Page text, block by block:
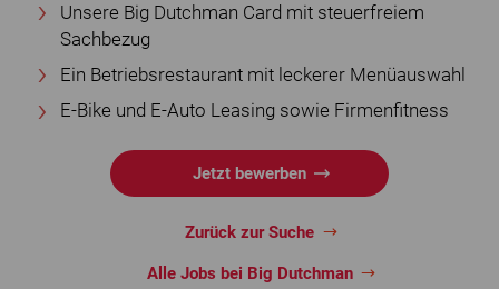
Unsere Big Dutchman Card mit steuerfreiem
Sachbezug
Ein Betriebsrestaurant mit leckerer Menüauswahl
E-Bike und E-Auto Leasing sowie Firmenfitness
Jetzt bewerben
Zurück zur Suche
Alle Jobs bei Big Dutchman